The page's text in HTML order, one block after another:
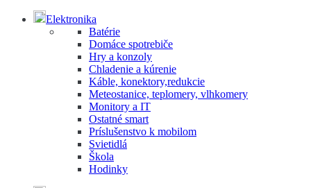
Elektronika
Batérie
Domáce spotrebiče
Hry a konzoly
Chladenie a kúrenie
Káble, konektory,redukcie
Meteostanice, teplomery, vlhkomery
Monitory a IT
Ostatné smart
Príslušenstvo k mobilom
Svietidlá
Škola
Hodinky